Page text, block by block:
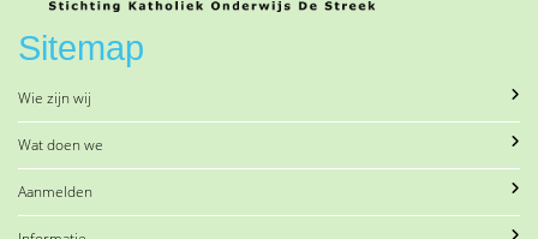
Sitemap
Wie zijn wij
Wat doen we
Aanmelden